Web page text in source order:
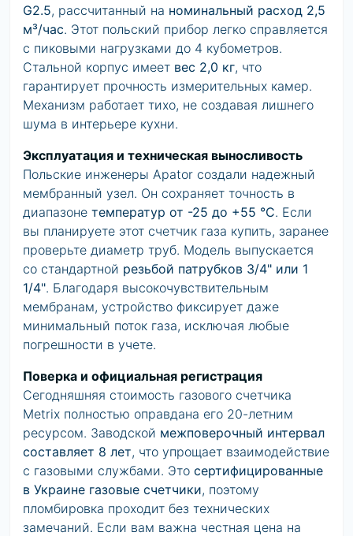
G2.5, рассчитанный на номинальный расход 2,5
м³/час. Этот польский прибор легко справляется
с пиковыми нагрузками до 4 кубометров.
Стальной корпус имеет вес 2,0 кг, что
гарантирует прочность измерительных камер.
Механизм работает тихо, не создавая лишнего
шума в интерьере кухни.
Эксплуатация и техническая выносливость
Польские инженеры Apator создали надежный
мембранный узел. Он сохраняет точность в
диапазоне температур от -25 до +55 °C. Если
вы планируете этот счетчик газа купить, заранее
проверьте диаметр труб. Модель выпускается
со стандартной резьбой патрубков 3/4" или 1
1/4". Благодаря высокочувствительным
мембранам, устройство фиксирует даже
минимальный поток газа, исключая любые
погрешности в учете.
Поверка и официальная регистрация
Сегодняшняя стоимость газового счетчика
Metrix полностью оправдана его 20-летним
ресурсом. Заводской межповерочный интервал
составляет 8 лет, что упрощает взаимодействие
с газовыми службами. Это сертифицированные
в Украине газовые счетчики, поэтому
пломбировка проходит без технических
замечаний. Если вам важна честная цена на